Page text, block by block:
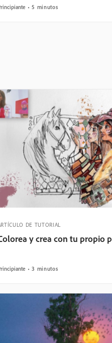
5 minutos
DE TUTORIAL
y crea con tu propio
3 minutos